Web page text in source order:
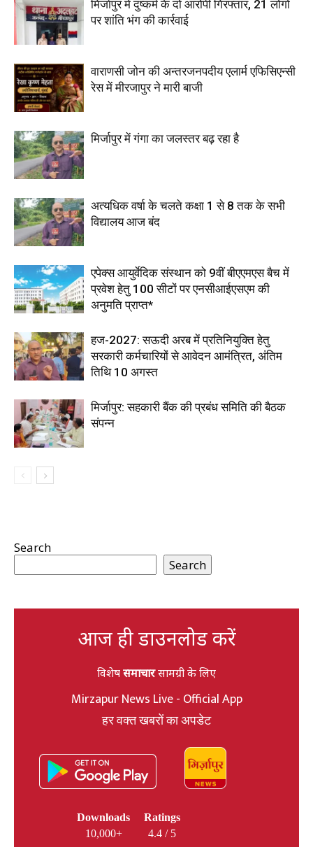
मिर्जापुर में दुष्कर्म के दो आरोपी गिरफ्तार, 21 लोगों
पर शांति भंग की कार्रवाई
वाराणसी जोन की अन्तरजनपदीय एलार्म एफिसिएन्सी
रेस में मीरजापुर ने मारी बाजी
मिर्जापुर में गंगा का जलस्तर बढ़ रहा है
अत्यधिक वर्षा के चलते कक्षा 1 से 8 तक के सभी
विद्यालय आज बंद
एपेक्स आयुर्वेदिक संस्थान को 9वीं बीएएमएस बैच में
प्रवेश हेतु 100 सीटों पर एनसीआईएसएम की
अनुमति प्राप्त*
हज-2027: सऊदी अरब में प्रतिनियुक्ति हेतु
सरकारी कर्मचारियों से आवेदन आमंत्रित, अंतिम
तिथि 10 अगस्त
मिर्जापुर: सहकारी बैंक की प्रबंध समिति की बैठक
संपन्न
Search
Search
आज ही डाउनलोड करें
विशेषसमाचारसामग्री के लिए
Mirzapur News Live - Official App
हर वक्त खबरों का अपडेट
Downloads
10,000+
Ratings
4.4 / 5